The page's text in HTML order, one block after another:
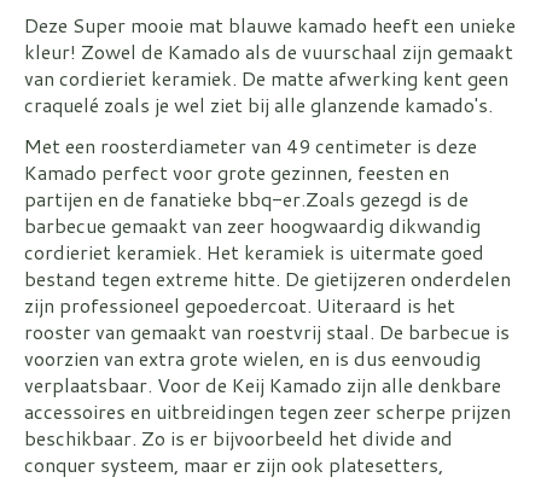
Deze Super mooie mat blauwe kamado heeft een unieke
kleur! Zowel de Kamado als de vuurschaal zijn gemaakt
van cordieriet keramiek. De matte afwerking kent geen
craquelé zoals je wel ziet bij alle glanzende kamado's.
Met een roosterdiameter van 49 centimeter is deze
Kamado perfect voor grote gezinnen, feesten en
partijen en de fanatieke bbq-er.Zoals gezegd is de
barbecue gemaakt van zeer hoogwaardig dikwandig
cordieriet keramiek. Het keramiek is uitermate goed
bestand tegen extreme hitte. De gietijzeren onderdelen
zijn professioneel gepoedercoat. Uiteraard is het
rooster van gemaakt van roestvrij staal. De barbecue is
voorzien van extra grote wielen, en is dus eenvoudig
verplaatsbaar. Voor de Keij Kamado zijn alle denkbare
accessoires en uitbreidingen tegen zeer scherpe prijzen
beschikbaar. Zo is er bijvoorbeeld het divide and
conquer systeem, maar er zijn ook platesetters,